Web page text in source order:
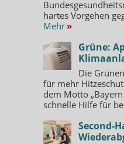
hartes Vorgehen
Mehr »
Grüne:
Die
für mehr
dem Motto
schnelle Hilfe für
Second-